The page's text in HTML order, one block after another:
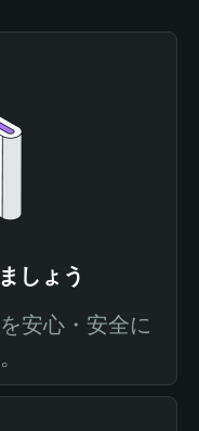
しょう
安心・安全に